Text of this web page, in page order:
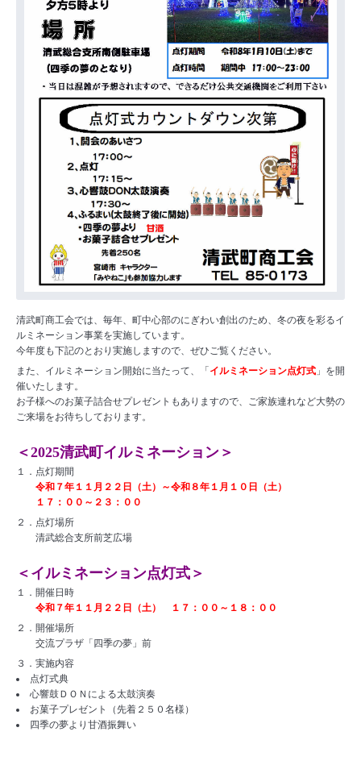
清武町商工会では、毎年、町中心部のにぎわい創出のため、冬の夜を彩るイ
ルミネーション事業を実施しています。
今年度も下記のとおり実施しますので、ぜひご覧ください。
また、イルミネーション開始に当たって、「 イルミネーション点灯式 」を開
催いたします。
お子様へのお菓子詰合せプレゼントもありますので、ご家族連れなど大勢の
ご来場をお待ちしております。
＜2025清武町イルミネーション＞
１．点灯期間
令和７年１１月２２日（土）～令和８年１月１０日（土）
１７：００～２３：００
２．点灯場所
清武総合支所前芝広場
＜イルミネーション点灯式＞
１．開催日時
令和７年１１月２２日（土） １７：００～１８：００
２．開催場所
交流プラザ「四季の夢」前
３．実施内容
点灯式典
心響鼓ＤＯＮによる太鼓演奏
お菓子プレゼント（先着２５０名様）
四季の夢より甘酒振舞い